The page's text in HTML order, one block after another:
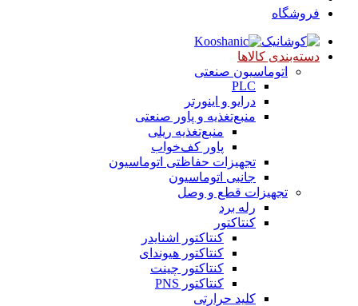
فروشگاه
دسته‌بندی کالاها
اتوماسیون صنعتی
PLC
درایو و اینورتر
منبع‌تغذیه و پاور صنعتی
منبع‌تغذیه ریلی
پاور کف‌خواب
تجهیزات حفاظتی اتوماسیون
جانبی اتوماسیون
تجهیزات قطع و وصل
رله برد
کنتاکتور
کنتاکتور اشنایدر
کنتاکتور هیوندای
کنتاکتور چینت
کنتاکتور PNS
کلید حرارتی